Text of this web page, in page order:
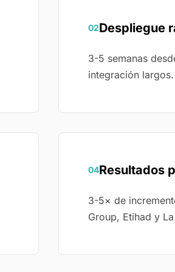
02Despliegue
3-5 semanas
integración largos.
04Resultados
3-5× de
Group, Etihad y